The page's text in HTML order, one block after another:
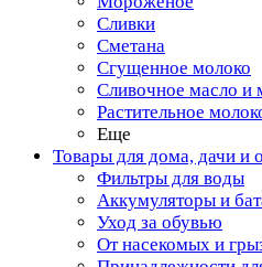
Сливки
Сметана
Сгущенное молоко
Сливочное масло и
Растительное
Еще
Товары для дома, дачи и
Фильтры для воды
Аккумуляторы и
Уход за обувью
От насекомых и